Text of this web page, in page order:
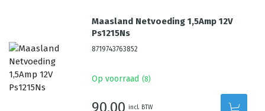
Maasland Netvoeding 1,5Amp 12V
Ps1215Ns
8719743763852
Op voorraad (8)
90,00 incl. BTW